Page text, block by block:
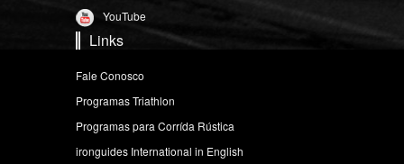
YouTube
Links
Fale Conosco
Programas Triathlon
Programas para Corrída Rústica
ironguides International in English